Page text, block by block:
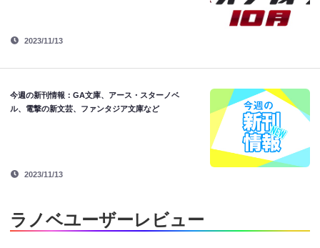
2023/11/13
今週の新刊情報：GA文庫、アース・スターノベ
ル、電撃の新文芸、ファンタジア文庫など
2023/11/13
ラノベユーザーレビュー